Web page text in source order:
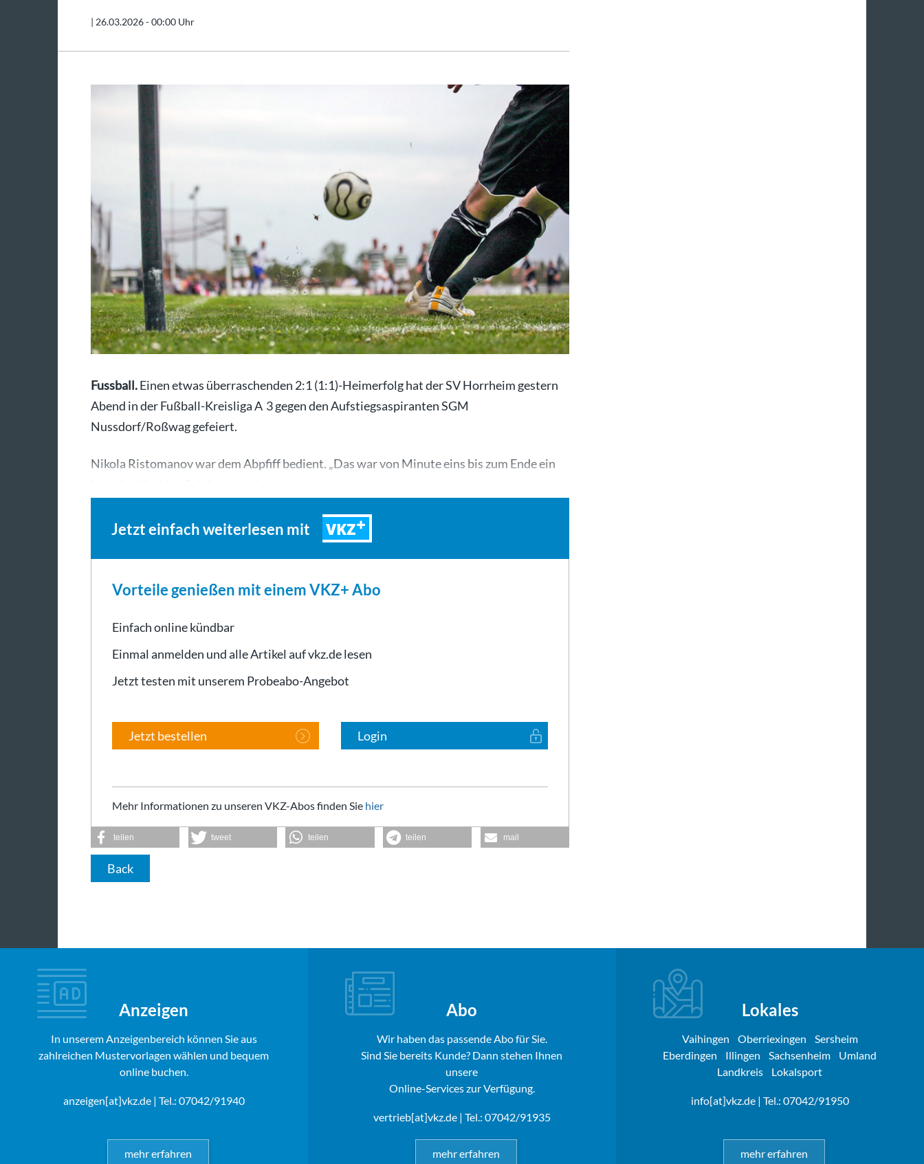
| 26.03.2026 - 00:00 Uhr
Fussball.Einen etwas überraschenden 2:1 (1:1)-Heimerfolg hat der SV Horrheim gestern
Abend in der Fußball-Kreisliga A 3 gegen den Aufstiegsaspiranten SGM
Nussdorf/Roßwag gefeiert.
Nikola Ristomanov war dem Abpfiff bedient. „Das war von Minute eins bis zum Ende ein
Jetzt einfach weiterlesen mit VKZ
Vorteile genießen mit einem VKZ+ Abo
Einfach online kündbar
Einmal anmelden und alle Artikel auf vkz.de lesen
Jetzt testen mit unserem Probeabo-Angebot
Jetzt bestellen Login
Mehr Informationen zu unseren VKZ-Abos finden Sie hier
teilen tweet teilen teilen mail
Back
Anzeigen
In unserem Anzeigenbereich können Sie aus
zahlreichen Mustervorlagen wählen und bequem
online buchen.
anzeigen[at]vkz.de| Tel.: 07042/91940
mehr erfahren
Abo
Wir haben das passende Abo für Sie.
Sind Sie bereits Kunde? Dann stehen Ihnen
unsere
Online-Services zur Verfügung.
vertrieb[at]vkz.de| Tel.: 07042/91935
mehr erfahren
Lokales
Vaihingen Oberriexingen
Sersheim
Eberdingen
Illingen Sachsenheim
Umland
Landkreis
Lokalsport
info[at]vkz.de| Tel.: 07042/91950
mehr erfahren